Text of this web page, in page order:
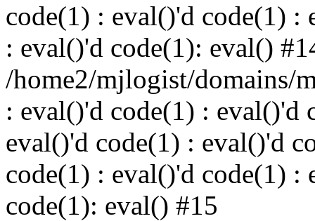
code(1) : eval()'d code(1) :
: eval()'d code(1): eval()
/home2/mjlogist/domains/
: eval()'d code(1) : eval()'d
eval()'d code(1) : eval()'d
code(1) : eval()'d code(1) :
code(1): eval() #15